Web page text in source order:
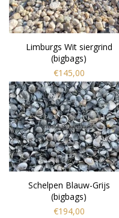
Limburgs Wit siergrind
(bigbags)
€145,00
Schelpen Blauw-Grijs
(bigbags)
€194,00